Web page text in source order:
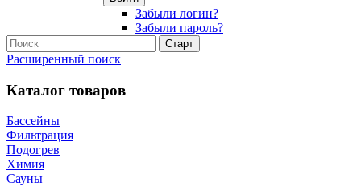
Забыли логин?
Забыли пароль?
Расширенный поиск
Каталог товаров
Бассейны
Фильтрация
Подогрев
Химия
Сауны